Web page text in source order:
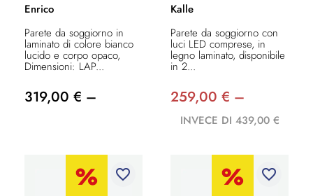
Enrico
Parete da soggiorno in
laminato di colore bianco
lucido e corpo opaco,
Dimensioni: LAP...
319,00 € –
Kalle
Parete da soggiorno con
luci LED comprese, in
legno laminato, disponibile
in 2...
259,00 € –
INVECE DI 439,00 €
favorite_border favorite_border